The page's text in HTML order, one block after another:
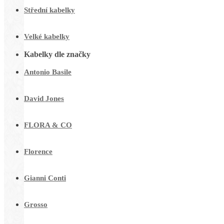
Střední kabelky
Velké kabelky
Kabelky dle značky
Antonio Basile
David Jones
FLORA & CO
Florence
Gianni Conti
Grosso